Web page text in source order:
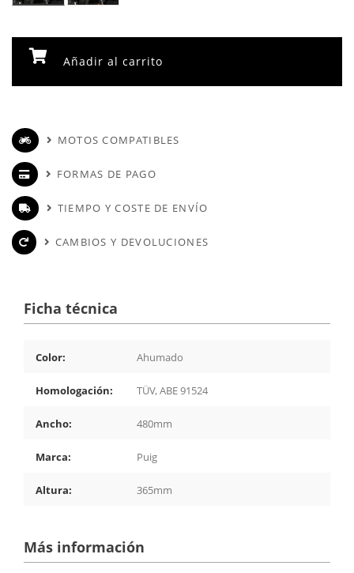
Añadir al carrito
MOTOS COMPATIBLES
FORMAS DE PAGO
TIEMPO Y COSTE DE ENVÍO
CAMBIOS Y DEVOLUCIONES
Ficha técnica
Color: Ahumado
Homologación: TÜV, ABE 91524
Ancho: 480mm
Marca: Puig
Altura: 365mm
Más información